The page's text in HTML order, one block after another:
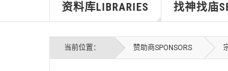
资料库LIBRARIES 找神找庙
当前位置： 赞助商SPONSORS